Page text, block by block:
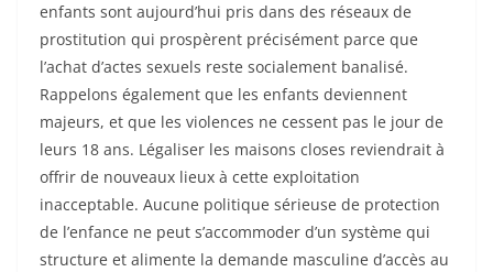
enfants sont aujourd’hui pris dans des réseaux de
prostitution qui prospèrent précisément parce que
l’achat d’actes sexuels reste socialement banalisé.
Rappelons également que les enfants deviennent
majeurs, et que les violences ne cessent pas le jour de
leurs 18 ans. Légaliser les maisons closes reviendrait à
offrir de nouveaux lieux à cette exploitation
inacceptable. Aucune politique sérieuse de protection
de l’enfance ne peut s’accommoder d’un système qui
structure et alimente la demande masculine d’accès au